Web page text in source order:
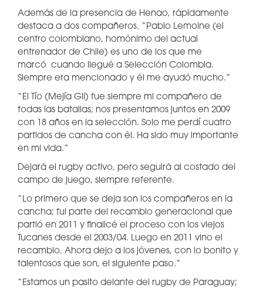
Además de la presencia de Henao, rápidamente
destaca a dos compañeros. “Pablo Lemoine (el
centro colombiano, homónimo del actual
entrenador de Chile) es uno de los que me
marcó cuando llegué a Selección Colombia.
Siempre era mencionado y él me ayudó mucho.”
“El Tío (Mejía Gil) fue siempre mi compañero de
todas las batallas; nos presentamos juntos en 2009
con 18 años en la selección. Solo me perdí cuatro
partidos de cancha con él. Ha sido muy importante
en mi vida.”
Dejará el rugby activo, pero seguirá al costado del
campo de juego, siempre referente.
“Lo primero que se deja son los compañeros en la
cancha; fui parte del recambio generacional que
partió en 2011 y finalicé el proceso con los viejos
Tucanes desde el 2003/04. Luego en 2011 vino el
recambio. Ahora dejo a los jóvenes, con lo bonito y
talentosos que son, el siguiente paso.”
“Estamos un pasito delante del rugby de Paraguay;